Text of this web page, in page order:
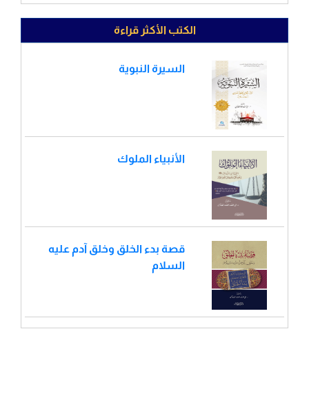
الكتب الأكثر قراءة
السيرة النبوية
الأنبياء الملوك
قصة بدء الخلق وخلق آدم عليه
السلام